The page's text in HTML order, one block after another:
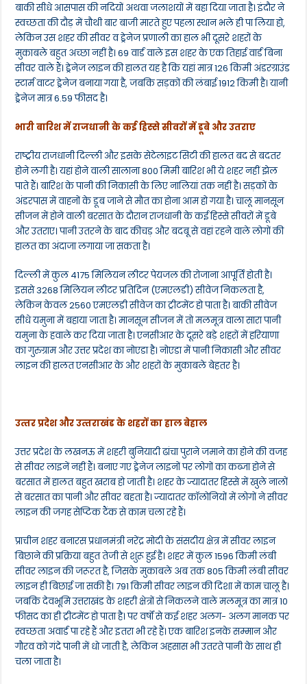
बाकी सीधे आसपास की नदियों अथवा जलाशयों में बहा दिया जाता है। इंदौर ने
स्वच्छता की दौड़ में चौथी बार बाजी मारते हुए पहला स्थान भले ही पा लिया हो,
लेकिन उस शहर की सीवर व ड्रेनेज प्रणाली का हाल भी दूसरे शहरों के
मुकाबले बहुत अच्छा नहीं है। 69 वार्ड वाले इस शहर के एक तिहाई वार्ड बिना
सीवर वाले हैं। ड्रेनेज लाइन की हालत यह है कि यहां मात्र 126 किमी अंडरग्राउंड
स्टार्म वाटर ड्रेनेज बनाया गया है, जबकि सड़कों की लंबाई 1912 किमी है। यानी
ड्रेनेज मात्र 6.59 फीसद है।
भारी बारिश में राजधानी के कई हिस्से सीवरों में डूबे और उतराए
राष्ट्रीय राजधानी दिल्ली और इसके सेटेलाइट सिटी की हालत बद से बदतर
होने लगी है। यहां होने वाली सालाना 800 मिमी बारिश भी ये शहर नहीं झेल
पाते हैं। बारिश के पानी की निकासी के लिए नालियां तक नहीं है। सड़कों के
अंडरपास में वाहनों के डूब जाने से मौत का होना आम हो गया है। चालू मानसून
सीजन में होने वाली बरसात के दौरान राजधानी के कई हिस्से सीवरों में डूबे
और उतराए। पानी उतरने के बाद कीचड़ और बदबू से वहां रहने वाले लोगों की
हालत का अंदाजा लगाया जा सकता है।
दिल्ली में कुल 4175 मिलियन लीटर पेयजल की रोजाना आपूर्ति होती है।
इससे 3268 मिलियन लीटर प्रतिदिन (एमएलडी) सीवेज निकलता है,
लेकिन केवल 2560 एमएलडी सीवेज का ट्रीटमेंट हो पाता है। बाकी सीवेज
सीधे यमुना में बहाया जाता है। मानसून सीजन में तो मलमूत्र वाला सारा पानी
यमुना के हवाले कर दिया जाता है। एनसीआर के दूसरे बड़े शहरों में हरियाणा
का गुरुग्राम और उत्तर प्रदेश का नोएडा है। नोएडा में पानी निकासी और सीवर
लाइन की हालत एनसीआर के और शहरों के मुकाबले बेहतर है।
उत्‍तर प्रदेश और उत्‍तराखंड के शहरों का हाल बेहाल
उत्तर प्रदेश के लखनऊ में शहरी बुनियादी ढांचा पुराने जमाने का होने की वजह
से सीवर लाइनें नहीं हैं। बनाए गए ड्रेनेज लाइनों पर लोगों का कब्जा होने से
बरसात में हालत बहुत खराब हो जाती है। शहर के ज्यादातर हिस्से में खुले नालों
से बरसात का पानी और सीवर बहता है। ज्यादातर कॉलोनियों में लोगों ने सीवर
लाइन की जगह सेप्टिक टैंक से काम चला रहे हैं।
प्राचीन शहर बनारस प्रधानमंत्री नरेंद्र मोदी के संसदीय क्षेत्र में सीवर लाइन
बिछाने की प्रक्रिया बहुत तेजी से शुरू हुई है। शहर में कुल 1596 किमी लंबी
सीवर लाइन की जरूरत है, जिसके मुकाबले अब तक 805 किमी लंबी सीवर
लाइन ही बिछाई जा सकी है। 791 किमी सीवर लाइन की दिशा में काम चालू है।
जबकि देवभूमि उत्तराखंड के शहरी क्षेत्रों से निकलने वाले मलमूत्र का मात्र 10
फीसद का ही ट्रीटमेंट हो पाता है। पर वर्षों से कई शहर अलग- अलग मानक पर
स्वच्छता अवार्ड पा रहे हैं और इतरा भी रहे हैं। एक बारिश इनके सम्मान और
गौरव को गंदे पानी में धो जाती है, लेकिन अहसास भी उतरते पानी के साथ ही
चला जाता है।